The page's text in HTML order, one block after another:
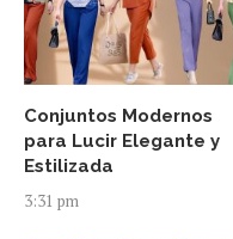
Conjuntos Modernos
para Lucir Elegante y
Estilizada
3:31 pm